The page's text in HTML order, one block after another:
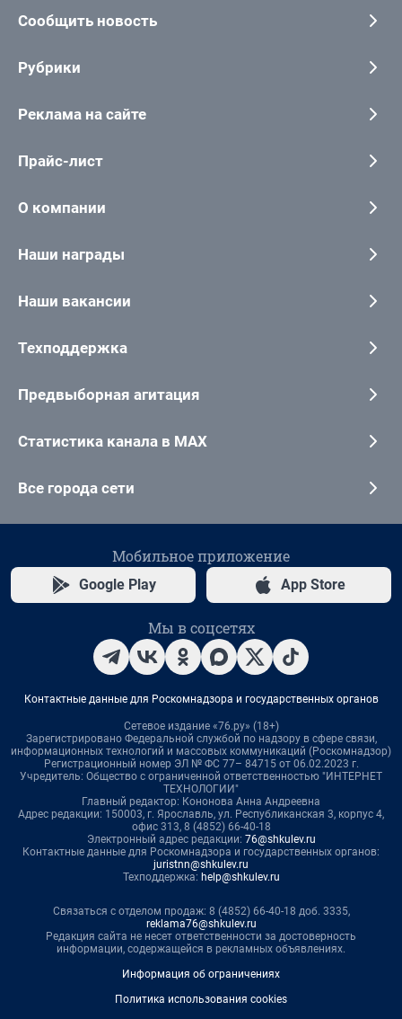
Сообщить новость
Рубрики
Реклама на сайте
Прайс-лист
О компании
Наши награды
Наши вакансии
Техподдержка
Предвыборная агитация
Статистика канала в MAX
Все города сети
Мобильное приложение
Google Play App Store
Мы в соцсетях
Контактные данные для Роскомнадзора и государственных органов
Сетевое издание «76.ру» (18+)
Зарегистрировано Федеральной службой по надзору в сфере связи,
информационных технологий и массовых коммуникаций (Роскомнадзор)
Регистрационный номер ЭЛ № ФС 77– 84715 от 06.02.2023 г.
Учредитель: Общество с ограниченной ответственностью "ИНТЕРНЕТ
ТЕХНОЛОГИИ"
Главный редактор: Кононова Анна Андреевна
Адрес редакции: 150003, г. Ярославль, ул. Республиканская 3, корпус 4,
офис 313, 8 (4852) 66-40-18
Электронный адрес редакции: 76@shkulev.ru
Контактные данные для Роскомнадзора и государственных органов:
juristnn@shkulev.ru
Техподдержка: help@shkulev.ru
Связаться с отделом продаж: 8 (4852) 66-40-18 доб. 3335,
reklama76@shkulev.ru
Редакция сайта не несет ответственности за достоверность
информации, содержащейся в рекламных объявлениях.
Информация об ограничениях
Политика использования cookies